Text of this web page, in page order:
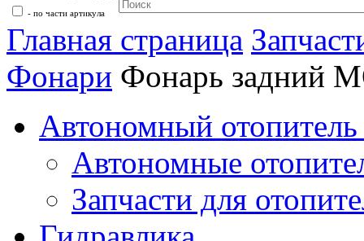
- по части артикула
Главная страница
Фонари Фонарь задний
Автономный отопитель
Автономные
Запчасти для